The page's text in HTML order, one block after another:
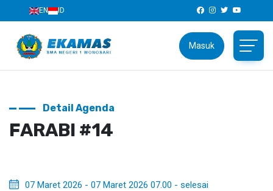
EN ID
Masuk
Detail Agenda
FARABI #14
07 Maret 2026 - 07 Maret 2026 07.00 - selesai